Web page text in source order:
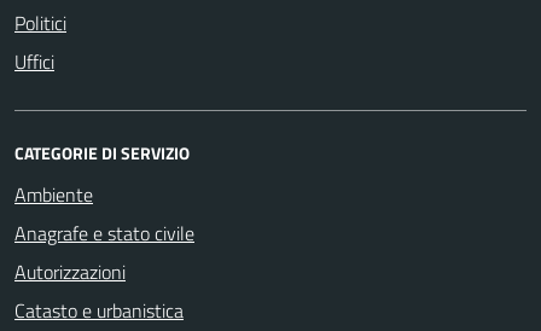
Politici
Uffici
CATEGORIE DI SERVIZIO
Ambiente
Anagrafe e stato civile
Autorizzazioni
Catasto e urbanistica